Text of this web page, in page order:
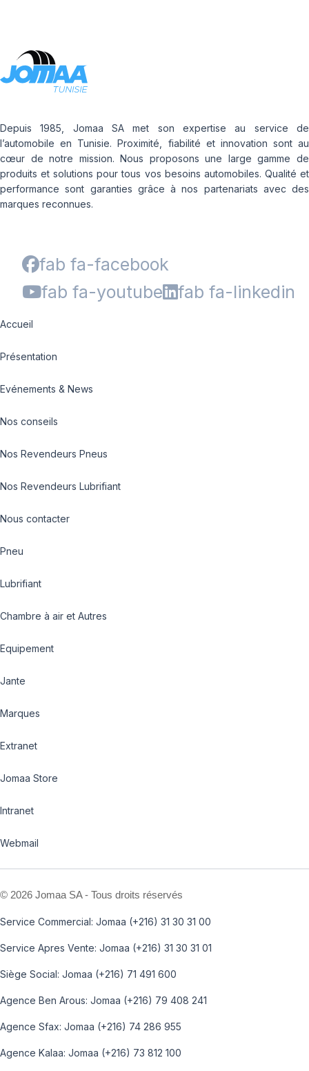
Depuis 1985, Jomaa SA met son expertise au service de
l’automobile en Tunisie. Proximité, fiabilité et innovation sont au
cœur de notre mission. Nous proposons une large gamme de
produits et solutions pour tous vos besoins automobiles. Qualité et
performance sont garanties grâce à nos partenariats avec des
marques reconnues.
fab fa-facebook
fab fa-youtube
fab fa-linkedin
Accueil
Présentation
Evénements & News
Nos conseils
Nos Revendeurs Pneus
Nos Revendeurs Lubrifiant
Nous contacter
Pneu
Lubrifiant
Chambre à air et Autres
Equipement
Jante
Marques
Extranet
Jomaa Store
Intranet
Webmail
© 2026 Jomaa SA - Tous droits réservés
Service Commercial: Jomaa (+216) 31 30 31 00
Service Apres Vente: Jomaa (+216) 31 30 31 01
Siège Social: Jomaa (+216) 71 491 600
Agence Ben Arous: Jomaa (+216) 79 408 241
Agence Sfax: Jomaa (+216) 74 286 955
Agence Kalaa: Jomaa (+216) 73 812 100